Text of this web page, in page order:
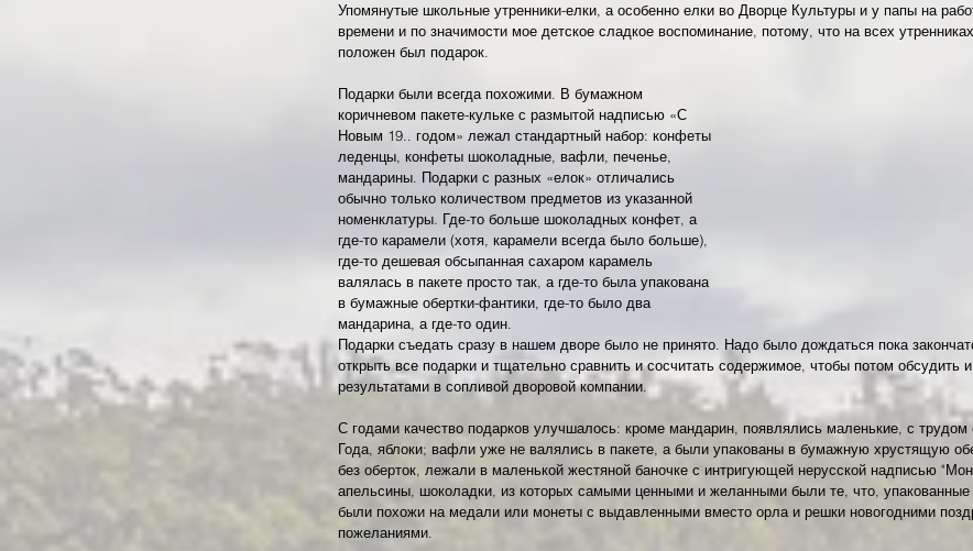
Упомянутые школьные утренники-елки, а особенно елки во Дворце Культуры и у папы на
времени и по значимости мое детское сладкое воспоминание, потому, что на всех
положен был подарок.
Подарки были всегда похожими. В бумажном
коричневом пакете-кульке с размытой надписью «С
Новым 19.. годом» лежал стандартный набор: конфеты
леденцы, конфеты шоколадные, вафли, печенье,
мандарины. Подарки с разных «елок» отличались
обычно только количеством предметов из указанной
номенклатуры. Где-то больше шоколадных конфет, а
где-то карамели (хотя, карамели всегда было больше),
где-то дешевая обсыпанная сахаром карамель
валялась в пакете просто так, а где-то была упакована
в бумажные обертки-фантики, где-то было два
мандарина, а где-то один.
Подарки съедать сразу в нашем дворе было не принято. Надо было дождаться пока
открыть все подарки и тщательно сравнить и сосчитать содержимое, чтобы потом обсудить
результатами в сопливой дворовой компании.
С годами качество подарков улучшалось: кроме мандарин, появлялись маленькие, с трудом
Года, яблоки; вафли уже не валялись в пакете, а были упакованы в бумажную хрустящую
без оберток, лежали в маленькой жестяной баночке с интригующей нерусской надписью
апельсины, шоколадки, из которых самыми ценными и желанными были те, что,
были похожи на медали или монеты с выдавленными вместо орла и решки новогодними
пожеланиями.